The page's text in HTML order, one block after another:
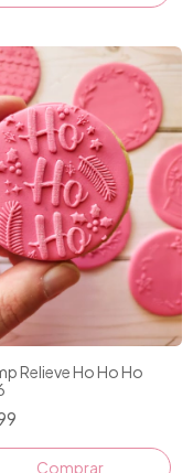
Relieve Ho Ho Ho